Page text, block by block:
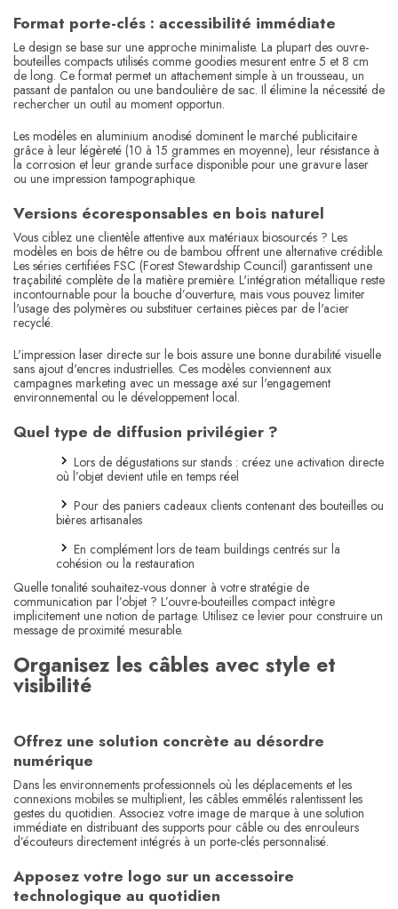
Format porte-clés : accessibilité immédiate
Le design se base sur une approche minimaliste. La plupart des ouvre-
bouteilles compacts utilisés comme goodies mesurent entre 5 et 8 cm
de long. Ce format permet un attachement simple à un trousseau, un
passant de pantalon ou une bandoulière de sac. Il élimine la nécessité de
rechercher un outil au moment opportun.
Les modèles en aluminium anodisé dominent le marché publicitaire
grâce à leur légèreté (10 à 15 grammes en moyenne), leur résistance à
la corrosion et leur grande surface disponible pour une gravure laser
ou une impression tampographique.
Versions écoresponsables en bois naturel
Vous ciblez une clientèle attentive aux matériaux biosourcés ? Les
modèles en bois de hêtre ou de bambou offrent une alternative crédible.
Les séries certifiées FSC (Forest Stewardship Council) garantissent une
traçabilité complète de la matière première. L'intégration métallique reste
incontournable pour la bouche d’ouverture, mais vous pouvez limiter
l'usage des polymères ou substituer certaines pièces par de l'acier
recyclé.
L'impression laser directe sur le bois assure une bonne durabilité visuelle
sans ajout d'encres industrielles. Ces modèles conviennent aux
campagnes marketing avec un message axé sur l'engagement
environnemental ou le développement local.
Quel type de diffusion privilégier ?
Lors de dégustations sur stands : créez une activation directe
où l’objet devient utile en temps réel
Pour des paniers cadeaux clients contenant des bouteilles ou
bières artisanales
En complément lors de team buildings centrés sur la
cohésion ou la restauration
Quelle tonalité souhaitez-vous donner à votre stratégie de
communication par l’objet ? L’ouvre-bouteilles compact intègre
implicitement une notion de partage. Utilisez ce levier pour construire un
message de proximité mesurable.
Organisez les câbles avec style et
visibilité
Offrez une solution concrète au désordre
numérique
Dans les environnements professionnels où les déplacements et les
connexions mobiles se multiplient, les câbles emmêlés ralentissent les
gestes du quotidien. Associez votre image de marque à une solution
immédiate en distribuant des supports pour câble ou des enrouleurs
d’écouteurs directement intégrés à un porte-clés personnalisé.
Apposez votre logo sur un accessoire
technologique au quotidien